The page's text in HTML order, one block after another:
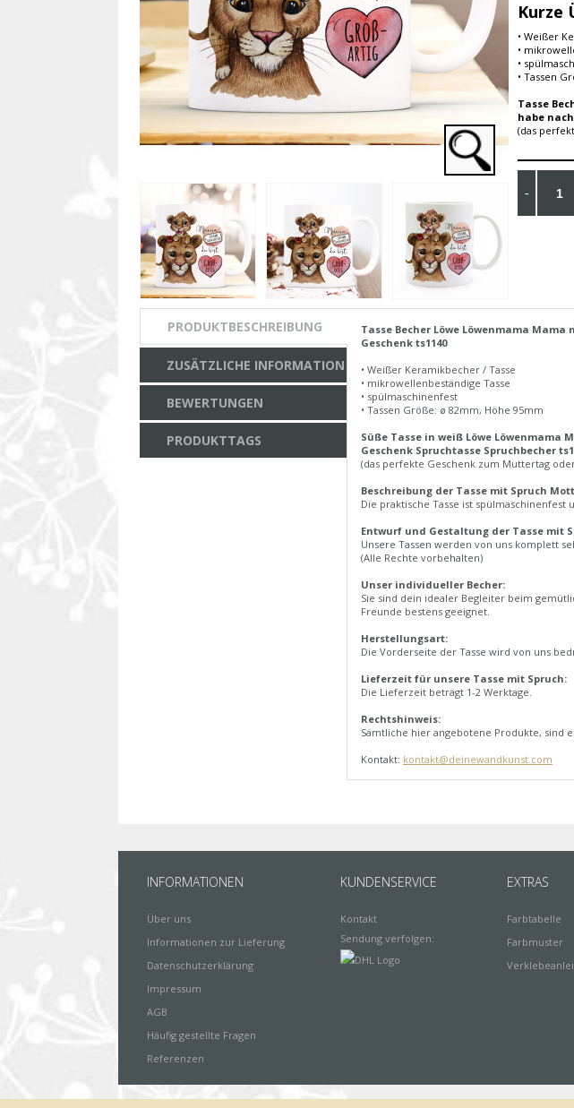
Kurze
• Weißer
•
•
• Tassen
Tasse
habe
(das
PRODUKTBESCHREIBUNG
ZUSÄTZLICHE INFORMATION
BEWERTUNGEN
PRODUKTTAGS
Tasse Becher Löwe Löwenmama
Geschenk ts1140
• Weißer Keramikbecher / Tasse
• mikrowellenbeständige Tasse
• spülmaschinenfest
• Tassen Größe: ø 82mm, Höhe 95mm
Süße Tasse in weiß Löwe Löwenmama
Geschenk Spruchtasse Spruchbecher
(das perfekte Geschenk zum Muttertag
Beschreibung der Tasse mit Spruch
Die praktische Tasse ist spülmaschinenfest
Entwurf und Gestaltung der Tasse mit
Unsere Tassen werden von uns komplett
(Alle Rechte vorbehalten)
Unser individueller Becher:
Sie sind dein idealer Begleiter beim
Freunde bestens geeignet.
Herstellungsart:
Die Vorderseite der Tasse wird von uns
Lieferzeit für unsere Tasse mit Spruch:
Die Lieferzeit beträgt 1-2 Werktage.
Rechtshinweis:
Sämtliche hier angebotene Produkte, sind
Kontakt: kontakt@deinewandkunst.com
INFORMATIONEN
Über uns
Informationen zur Lieferung
Datenschutzerklärung
Impressum
AGB
Häufig gestellte Fragen
Referenzen
KUNDENSERVICE
Kontakt
Sendung verfolgen:
EXTRAS
Farbtabelle
Farbmuster